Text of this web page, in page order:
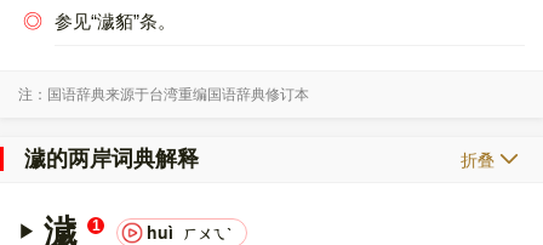
◎ 参见“濊貊”条。
注：国语辞典来源于台湾重编国语辞典修订本
濊的两岸词典解释 折叠
濊 1 huì ㄏㄨㄟˋ